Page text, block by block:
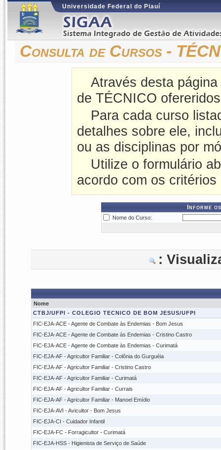
Universidade Federal do Piauí
Consulta de Cursos -
Através desta
de TÉCNICO
Para cada curso
detalhes sobre ele,
ou as disciplinas por
Utilize o formulário
acordo com os
Informe
Nome do Curso:
:
Nome
CTBJ/UFPI - COLEGIO TECNICO DE BOM JESUS/UFPI
FIC-EJA-ACE - Agente de Combate às Endemias - Bom Jesus
FIC-EJA-ACE - Agente de Combate às Endemias - Cristino Castro
FIC-EJA-ACE - Agente de Combate às Endemias - Curimatá
FIC-EJA-AF - Agricultor Familiar - Colônia do Gurguéia
FIC-EJA-AF - Agricultor Familiar - Cristino Castro
FIC-EJA-AF - Agricultor Familiar - Curimatá
FIC-EJA-AF - Agricultor Familiar - Currais
FIC-EJA-AF - Agricultor Familiar - Manoel Emídio
FIC-EJA-AVI - Avicultor - Bom Jesus
FIC-EJA-CI - Cuidador Infantil
FIC-EJA-FC - Forragicultor - Curimatá
FIC-EJA-HSS - Higienista de Serviço de Saúde